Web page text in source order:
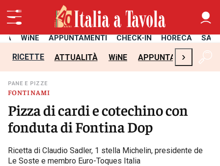
WiNE APPUNTAMENTI CHECK-IN HORECA
RICETTE ATTUALITÀ WiNE APPUNTAMENTI
›
FONTINAMI
PANE E PIZZE
Pizza di cardi e cotechino con
fonduta di Fontina Dop
Ricetta di Claudio Sadler, 1 stella Michelin, presidente de
Le Soste e membro Euro-Toques Italia